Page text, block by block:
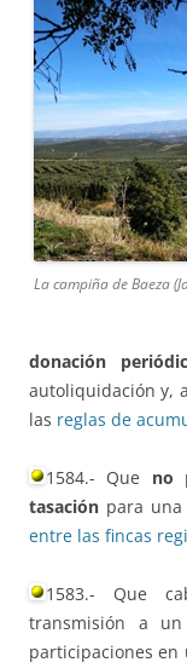
La campiña de Baeza
donación
autoliquidación y,
las reglas de
1584.- Que no
tasación para
entre las fincas
1583.- Que
transmisión a
participaciones en